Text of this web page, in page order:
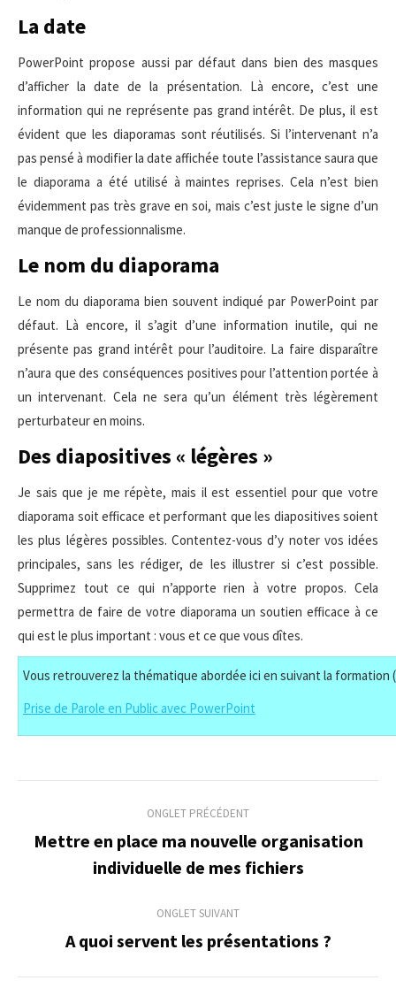
La date
PowerPoint propose aussi par défaut dans bien des masques
d’afficher la date de la présentation. Là encore, c’est une
information qui ne représente pas grand intérêt. De plus, il est
évident que les diaporamas sont réutilisés. Si l’intervenant n’a
pas pensé à modifier la date affichée toute l’assistance saura que
le diaporama a été utilisé à maintes reprises. Cela n’est bien
évidemment pas très grave en soi, mais c’est juste le signe d’un
manque de professionnalisme.
Le nom du diaporama
Le nom du diaporama bien souvent indiqué par PowerPoint par
défaut. Là encore, il s’agit d’une information inutile, qui ne
présente pas grand intérêt pour l’auditoire. La faire disparaître
n’aura que des conséquences positives pour l’attention portée à
un intervenant. Cela ne sera qu’un élément très légèrement
perturbateur en moins.
Des diapositives « légères »
Je sais que je me répète, mais il est essentiel pour que votre
diaporama soit efficace et performant que les diapositives soient
les plus légères possibles. Contentez-vous d’y noter vos idées
principales, sans les rédiger, de les illustrer si c’est possible.
Supprimez tout ce qui n’apporte rien à votre propos. Cela
permettra de faire de votre diaporama un soutien efficace à ce
qui est le plus important : vous et ce que vous dîtes.
Vous retrouverez la thématique abordée ici en suivant la
Prise de Parole en Public avec PowerPoint
de
commentaire
ONGLET PRÉCÉDENT
Onglet
précédent
Mettre en place ma nouvelle organisation
individuelle de mes fichiers
ONGLET SUIVANT
Onglet
A quoi servent les présentations ?